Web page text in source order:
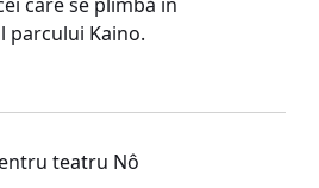
parcului Kaino.
teatru Nô